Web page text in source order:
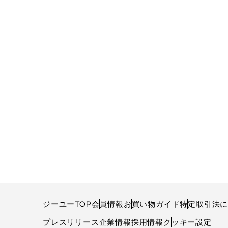
ジーユーTOP会員情報お買い物ガイド特定取引法
プレスリリース企業情報採用情報 クッキー設定